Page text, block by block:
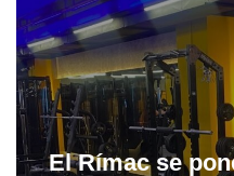
El Rímac se